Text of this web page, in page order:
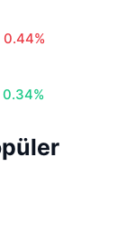
0.44%
0.34%